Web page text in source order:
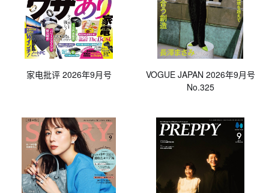
家电批评 2026年9月号
VOGUE JAPAN 2026年9月号
No.325